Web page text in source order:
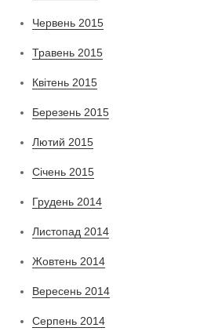
Червень 2015
Травень 2015
Квітень 2015
Березень 2015
Лютий 2015
Січень 2015
Грудень 2014
Листопад 2014
Жовтень 2014
Вересень 2014
Серпень 2014